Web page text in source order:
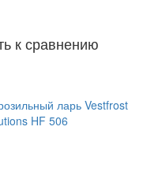
к сравнению
ларь Vestfrost
HF 506